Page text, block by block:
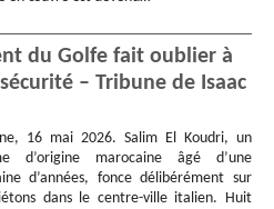
du Golfe fait oublier à
– Tribune de Isaac
16 mai 2026. Salim El Koudri, un
d’origine marocaine âgé d’une
d’années, fonce délibérément sur
dans le centre-ville italien. Huit